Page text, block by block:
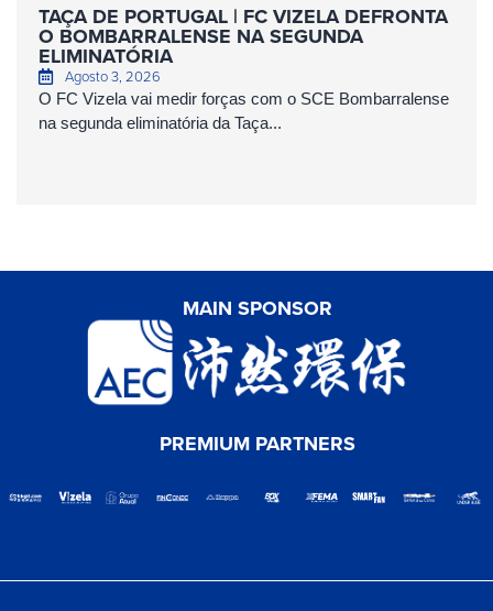
TAÇA DE PORTUGAL | FC VIZELA DEFRONTA
O BOMBARRALENSE NA SEGUNDA
ELIMINATÓRIA
Agosto 3, 2026
O FC Vizela vai medir forças com o SCE Bombarralense
na segunda eliminatória da Taça...
MAIN SPONSOR
PREMIUM PARTNERS